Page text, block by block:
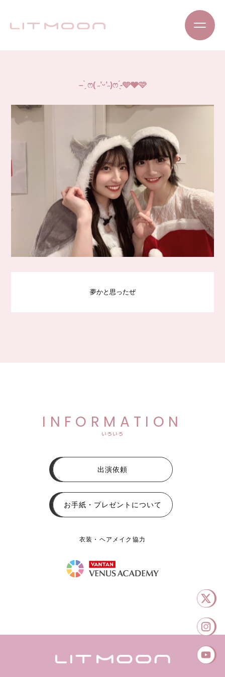
– ̗̀ ෆ( ˶’ᵕ’˶)ෆ ̖́-🩵🩶🩷
夢かと思ったぜ
INFORMATION
いろいろ
出演依頼
お手紙・プレゼントについて
衣装・ヘアメイク協力